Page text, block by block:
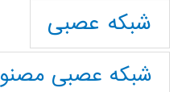
شبکه عصبی
شبکه عصبی